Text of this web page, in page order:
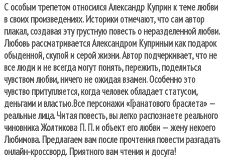
С особым трепетом относился Александр Куприн к теме любви
в своих произведениях. Историки отмечают, что сам автор
плакал, создавая эту грустную повесть о неразделенной любви.
Любовь рассматривается Александром Куприным как подарок
обыденной, скупой и серой жизни. Автор подчеркивает, что не
все люди и не всегда могут понять, пережить, поделиться
чувством любви, ничего не ожидая взамен. Особенно это
чувство притупляется, когда человек обладает статусом,
деньгами и властью.Все персонажи «Гранатового браслета» —
реальные лица. Читая повесть, вы легко распознаете реального
чиновника Жолтикова П. П. и объект его любви — жену некоего
Любимова. Предлагаем вам после прочтения повести разгадать
онлайн-кроссворд. Приятного вам чтения и досуга!